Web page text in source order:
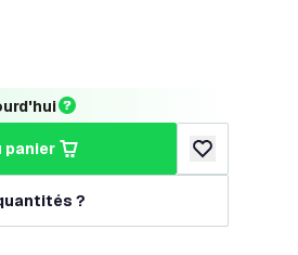
panier
ajouter à la
?